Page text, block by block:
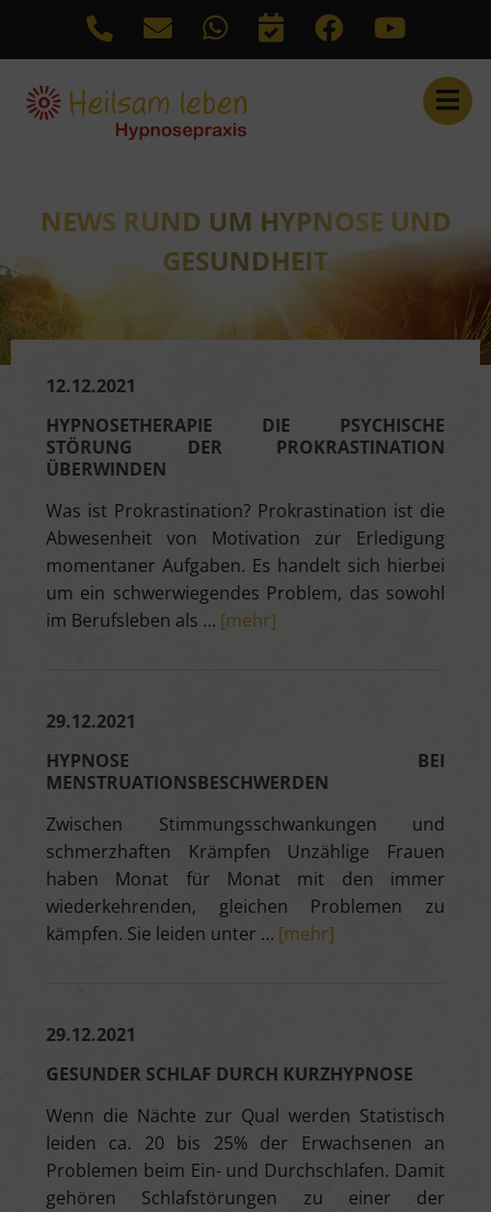
Anrufen: +4977252156
Link auf KontaktLink zu WhatsApp
Link auf TermineLink zu Facebook
NEWS RUND UM HYPNOSE UND
GESUNDHEIT
12.12.2021
HYPNOSETHERAPIE DIE PSYCHISCHE
STÖRUNG DER PROKRASTINATION
ÜBERWINDEN
Was ist Prokrastination? Prokrastination ist die
Abwesenheit von Motivation zur Erledigung
momentaner Aufgaben. Es handelt sich hierbei
um ein schwerwiegendes Problem, das sowohl
im Berufsleben als … [mehr]
29.12.2021
HYPNOSE BEI
MENSTRUATIONSBESCHWERDEN
Zwischen Stimmungsschwankungen und
schmerzhaften Krämpfen Unzählige Frauen
haben Monat für Monat mit den immer
wiederkehrenden, gleichen Problemen zu
kämpfen. Sie leiden unter … [mehr]
29.12.2021
GESUNDER SCHLAF DURCH KURZHYPNOSE
Wenn die Nächte zur Qual werden Statistisch
leiden ca. 20 bis 25% der Erwachsenen an
Problemen beim Ein- und Durchschlafen. Damit
gehören Schlafstörungen zu einer der